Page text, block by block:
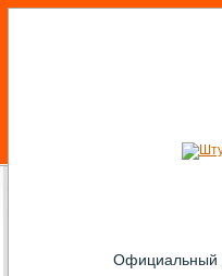
Официальный